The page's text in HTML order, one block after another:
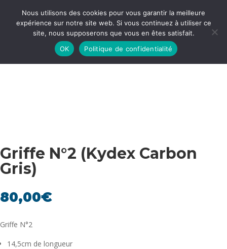
edc-tranchant/ Griffe N°2 (Kydex Carbon Gris)
Griffe N°2 (Kydex Carbon
Gris)
80,00€
Griffe N°2
14,5cm de longueur
Nous utilisons des cookies pour vous garantir la meilleure
expérience sur notre site web. Si vous continuez à utiliser ce
site, nous supposerons que vous en êtes satisfait.
OK
Politique de confidentialité